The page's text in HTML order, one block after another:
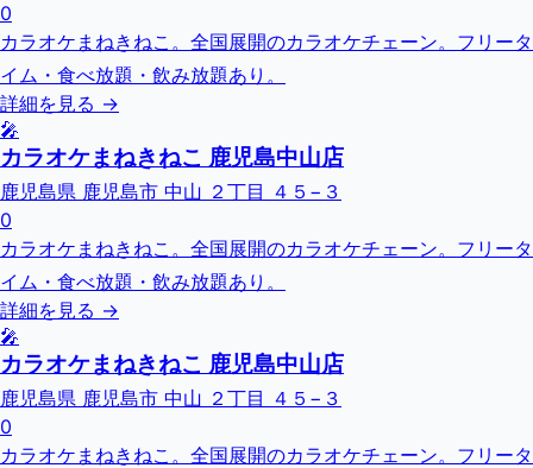
0
カラオケまねきねこ。全国展開のカラオケチェーン。フリータ
イム・食べ放題・飲み放題あり。
詳細を見る →
🎤
カラオケまねきねこ 鹿児島中山店
鹿児島県 鹿児島市 中山 ２丁目 ４５−３
0
カラオケまねきねこ。全国展開のカラオケチェーン。フリータ
イム・食べ放題・飲み放題あり。
詳細を見る →
🎤
カラオケまねきねこ 鹿児島中山店
鹿児島県 鹿児島市 中山 ２丁目 ４５−３
0
カラオケまねきねこ。全国展開のカラオケチェーン。フリータ